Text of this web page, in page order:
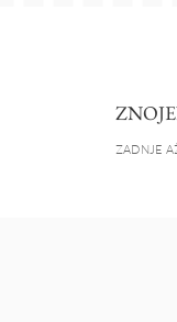
ZADNJE